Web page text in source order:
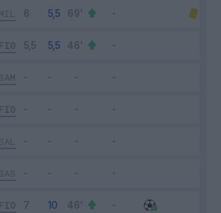
MIL
FIO
SAM
FIO
SAL
SAS
FIO